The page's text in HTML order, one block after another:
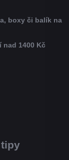
boxy či balík na
nad 1400 Kč
tipy